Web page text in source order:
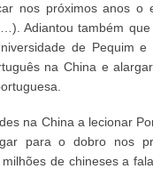
nos próximos anos o
Adiantou também
de Pequim e
na China e
na China a lecionar
para o dobro nos
de chineses a